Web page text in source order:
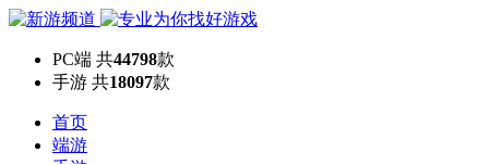
PC端 共44798款
手游 共18097款
首页
端游